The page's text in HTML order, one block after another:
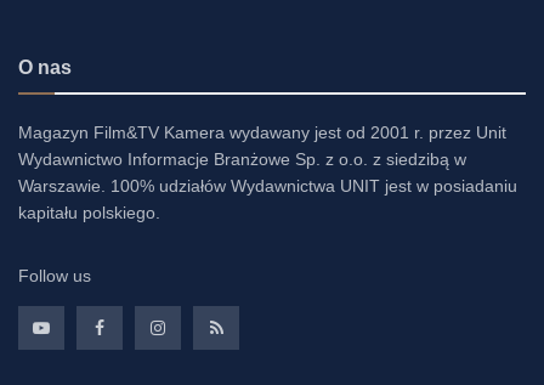
O nas
Magazyn Film&TV Kamera wydawany jest od 2001 r. przez Unit
Wydawnictwo Informacje Branżowe Sp. z o.o. z siedzibą w
Warszawie. 100% udziałów Wydawnictwa UNIT jest w posiadaniu
kapitału polskiego.
Follow us